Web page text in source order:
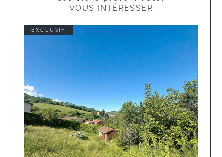
VOUS INTÉRESSER
EXCLUSIF